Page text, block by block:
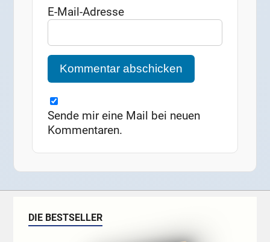
E-Mail-Adresse
Sende mir eine Mail bei neuen
Kommentaren.
DIE BESTSELLER